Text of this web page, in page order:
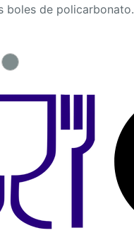
boles de policarbonato.